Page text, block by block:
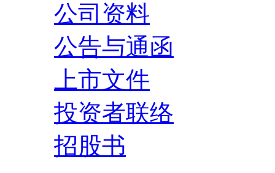
公司资料
公告与通函
上市文件
投资者联络
招股书